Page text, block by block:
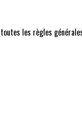
de toutes les règles